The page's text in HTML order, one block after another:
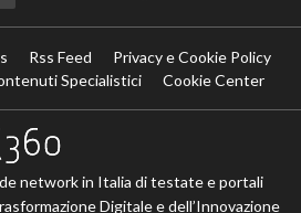
Rss Feed
Privacy e Cookie Policy
Specialistici
Cookie Center
network in Italia di testate e portali
Digitale e dell’Innovazione